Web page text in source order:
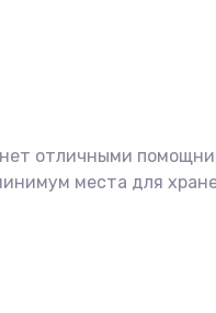
отличными
места для